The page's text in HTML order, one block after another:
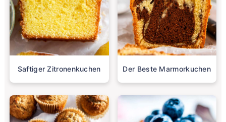
Saftiger Zitronenkuchen Der Beste Marmorkuchen